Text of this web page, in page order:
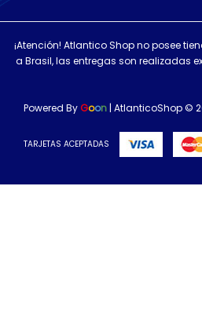
¡Atención! Atlantico Shop no posee
a Brasil, las entregas son realizadas
Powered By Goon | AtlanticoShop ©
TARJETAS ACEPTADAS